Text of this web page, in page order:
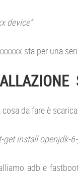
device”
sta per una
da fare è
get install openjdk-
adb e